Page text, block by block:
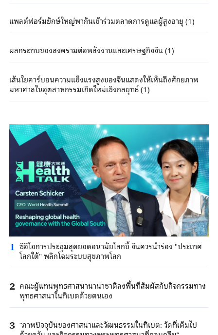
แพลต์ฟอร์มยักษ์ใหญ่พากันเข้าร่วมตลาดการดูแลผู้สูงอายุ (1)
ผลกระทบของสงครามต่อพลังงานและเศรษฐกิจจีน (1)
เส้นใยคาร์บอนความแข็งแรงสูงของจีนแสดงให้เห็นถึงศักยภาพ
มหาศาลในอุตสาหกรรมเกิดใหม่เชิงกลยุทธ์ (1)
1 ซีอีโอการประชุมสุดยอดอนามัยโลกชี้ จีนควรนําร่อง "ประเทศ
โลกใต้" พลิกโฉมระบบสุขภาพโลก
2 คณะผู้แทนพุทธศาสนานานาชาติลงพื้นที่สัมผัสกับกิจกรรมทาง
พุทธศาสนาในทิเบตด้วยตนเอง
3 “ภาพปัจจุบันของศาสนาและวัฒนธรรมในทิเบต: วัดที่เต็มไป